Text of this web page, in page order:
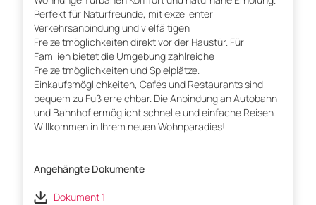
Perfekt für Naturfreunde, mit exzellenter
Verkehrsanbindung und vielfältigen
Freizeitmöglichkeiten direkt vor der Haustür. Für
Familien bietet die Umgebung zahlreiche
Freizeitmöglichkeiten und Spielplätze.
Einkaufsmöglichkeiten, Cafés und Restaurants sind
bequem zu Fuß erreichbar. Die Anbindung an Autobahn
und Bahnhof ermöglicht schnelle und einfache Reisen.
Willkommen in Ihrem neuen Wohnparadies!
Angehängte Dokumente
Dokument 1